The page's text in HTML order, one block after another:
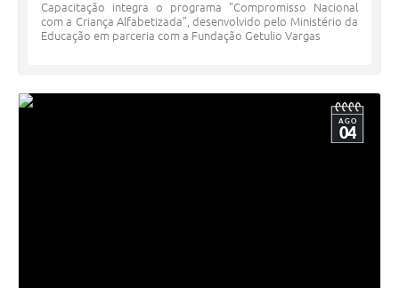
Capacitação integra o programa "Compromisso Nacional
com a Criança Alfabetizada", desenvolvido pelo Ministério da
Educação em parceria com a Fundação Getulio Vargas
AGO
04